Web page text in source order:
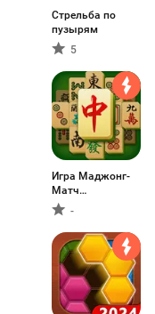
Стрельба по
пузырям
5
Игра Маджонг-
Матч
Головоломка
-